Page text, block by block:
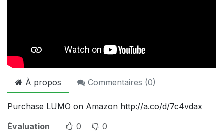
À propos Commentaires (0)
Purchase LUMO on Amazon http://a.co/d/7c4vdax
Évaluation
0 0